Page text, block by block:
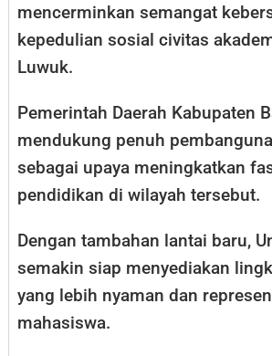
mencerminkan semangat
kepedulian sosial civitas
Luwuk.
Pemerintah Daerah Kabupaten
mendukung penuh
sebagai upaya meningkatkan
pendidikan di wilayah tersebut.
Dengan tambahan lantai baru,
semakin siap menyediakan
yang lebih nyaman dan
mahasiswa.